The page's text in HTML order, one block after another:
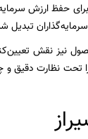
حفظ ارزش سرمایه
نیز نقش
تحت نظارت دقیق